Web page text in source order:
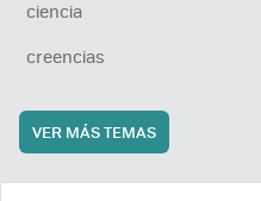
ciencia
creencias
VER MÁS TEMAS